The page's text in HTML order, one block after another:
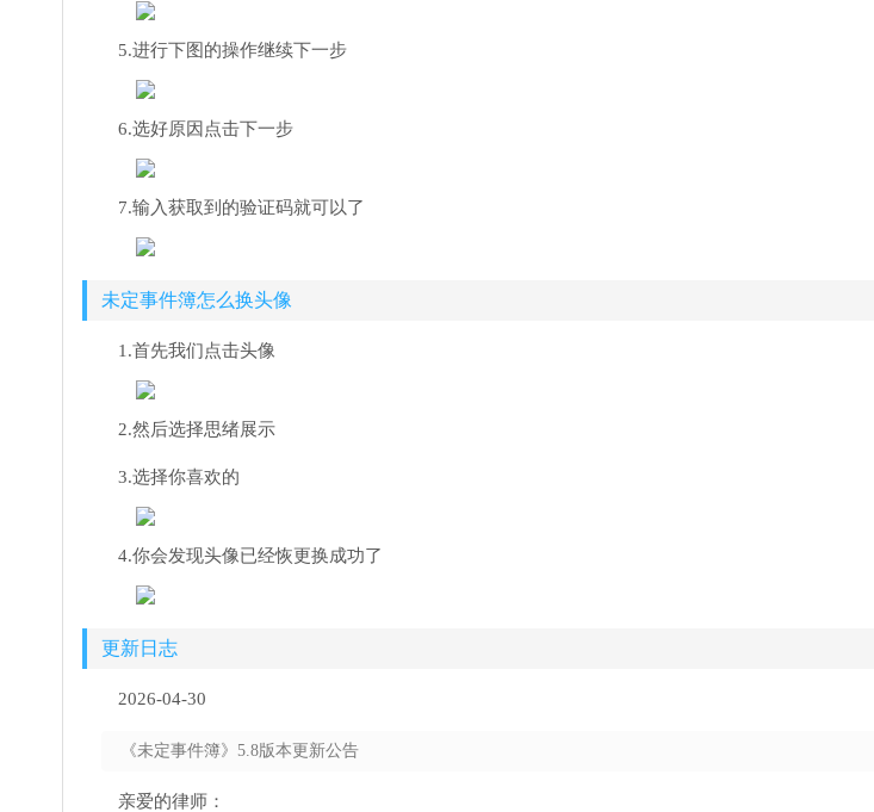
5.进行下图的操作继续下一步
6.选好原因点击下一步
7.输入获取到的验证码就可以了
未定事件簿怎么换头像
1.首先我们点击头像
2.然后选择思绪展示
3.选择你喜欢的
4.你会发现头像已经恢更换成功了
更新日志
2026-04-30
《未定事件簿》5.8版本更新公告
亲爱的律师：